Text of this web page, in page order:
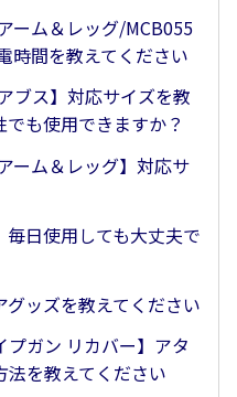
ーム＆レッグ/MCB055
時間を教えてください
ブス】対応サイズを教
も使用できますか？
ーム＆レッグ】対応サ
毎日使用しても大丈夫で
ッズを教えてください
プガン リカバー】アタ
法を教えてください